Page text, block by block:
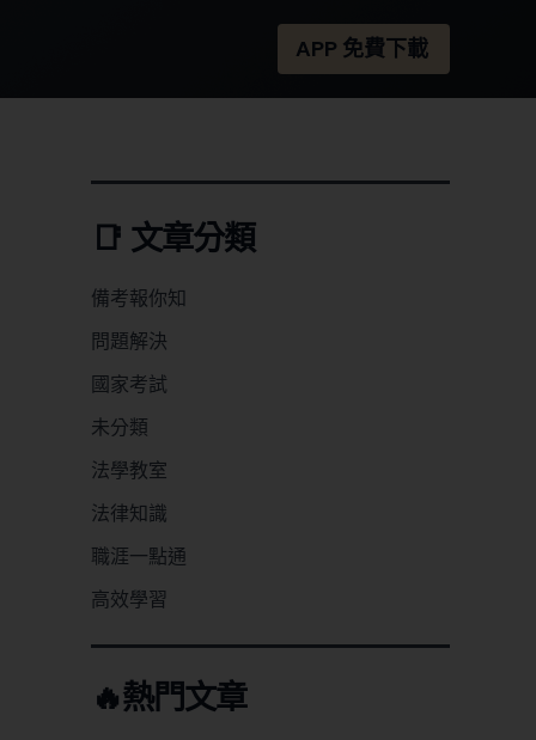
APP 免費下載
📑 文章分類
備考報你知
問題解決
國家考試
未分類
法學教室
法律知識
職涯一點通
高效學習
🔥熱門文章